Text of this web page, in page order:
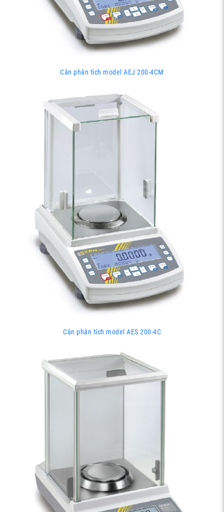
Cân phân tích model AEJ 200-4CM
Cân phân tích model AES 200-4C